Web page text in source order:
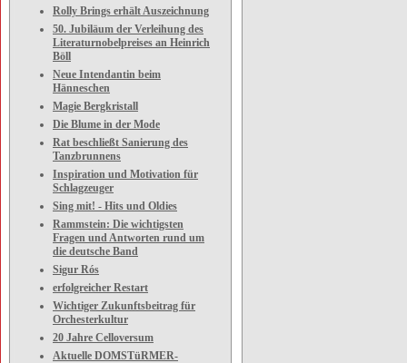
Rolly Brings erhält Auszeichnung
50. Jubiläum der Verleihung des
Literaturnobelpreises an Heinrich
Böll
Neue Intendantin beim
Hänneschen
Magie Bergkristall
Die Blume in der Mode
Rat beschließt Sanierung des
Tanzbrunnens
Inspiration und Motivation für
Schlagzeuger
Sing mit! - Hits und Oldies
Rammstein: Die wichtigsten
Fragen und Antworten rund um
die deutsche Band
Sigur Rós
erfolgreicher Restart
Wichtiger Zukunftsbeitrag für
Orchesterkultur
20 Jahre Celloversum
Aktuelle DOMSTüRMER-